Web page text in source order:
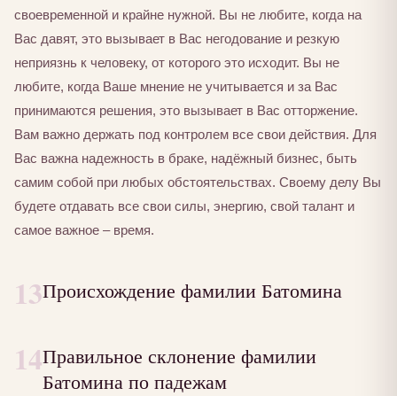
своевременной и крайне нужной. Вы не любите, когда на
Вас давят, это вызывает в Вас негодование и резкую
неприязнь к человеку, от которого это исходит. Вы не
любите, когда Ваше мнение не учитывается и за Вас
принимаются решения, это вызывает в Вас отторжение.
Вам важно держать под контролем все свои действия. Для
Вас важна надежность в браке, надёжный бизнес, быть
самим собой при любых обстоятельствах. Своему делу Вы
будете отдавать все свои силы, энергию, свой талант и
самое важное – время.
13Происхождение фамилии Батомина
14Правильное склонение фамилии
Батомина по падежам